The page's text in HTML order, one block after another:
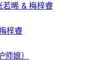
若晞 & 梅梓睿
梓睿
娘）